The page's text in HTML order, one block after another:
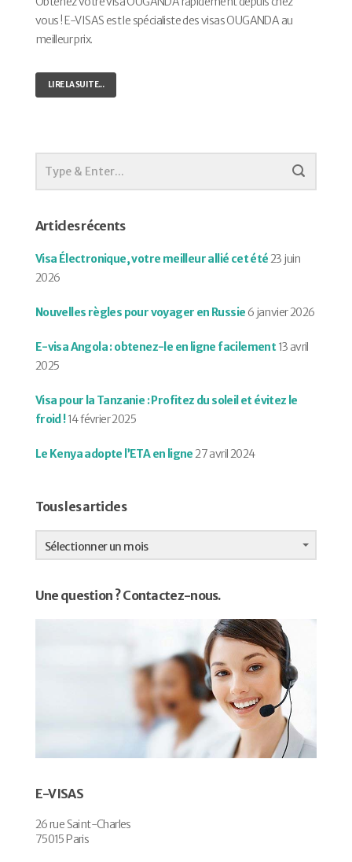
vous ! E-VISAS est le spécialiste des visas OUGANDA au
meilleur prix.
LIRE LA SUITE...
Articles récents
Visa Électronique, votre meilleur allié cet été23 juin
2026
Nouvelles règles pour voyager en Russie 6 janvier 2026
E-visa Angola : obtenez-le en ligne facilement 13 avril
2025
Visa pour la Tanzanie : Profitez du soleil et évitez le
froid !14 février 2025
Le Kenya adopte l’ETA en ligne27 avril 2024
Tous les articles
Tous
les
articles
Sélectionner un mois
Une question ? Contactez-nous.
E-VISAS
26 rue Saint-Charles
75015 Paris